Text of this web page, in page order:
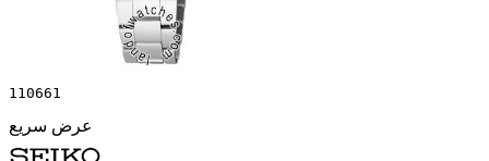
110661
عرض سريع